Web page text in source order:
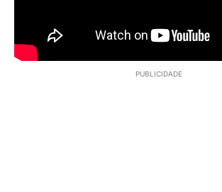
PUBLICIDADE